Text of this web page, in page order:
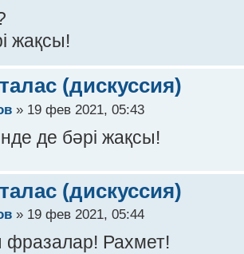
жақсы!
(дискуссия)
» 19 фев 2021, 05:43
де бәрі жақсы!
(дискуссия)
» 19 фев 2021, 05:44
фразалар! Рахмет!